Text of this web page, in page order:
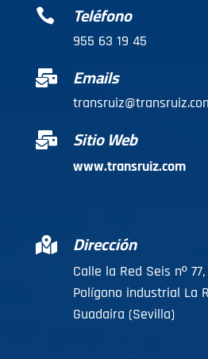
 Teléfono
955 63 19 45
 Emails
 Sitio Web
www.transruiz.com
 Dirección
Calle la Red Seis nº
Polígono industrial La
Guadaira (Sevilla)